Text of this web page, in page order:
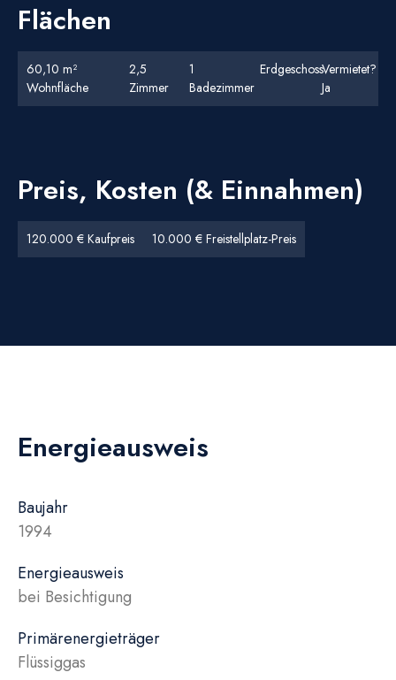
Flächen
60,10 m²
Wohnfläche
2,5
Zimmer
1
Badezimmer
ErdgeschossVermietet?
Ja
Preis, Kosten (& Einnahmen)
120.000 € Kaufpreis 10.000 € Freistellplatz-Preis
Energieausweis
Baujahr
1994
Energieausweis
bei Besichtigung
Primärenergieträger
Flüssiggas